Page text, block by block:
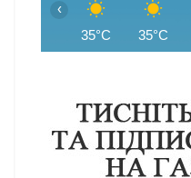
35°C 35°C
‹